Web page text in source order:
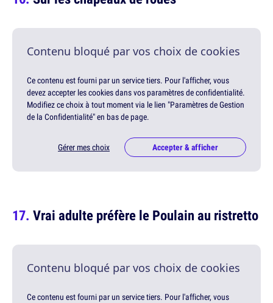
Contenu bloqué par vos choix de cookies
Ce contenu est fourni par un service tiers. Pour l'afficher, vous
devez accepter les cookies dans vos paramètres de confidentialité.
Modifiez ce choix à tout moment via le lien "Paramètres de Gestion
de la Confidentialité" en bas de page.
Gérer mes choix Accepter & afficher
Vrai adulte préfère le Poulain au ristretto
Contenu bloqué par vos choix de cookies
Ce contenu est fourni par un service tiers. Pour l'afficher, vous